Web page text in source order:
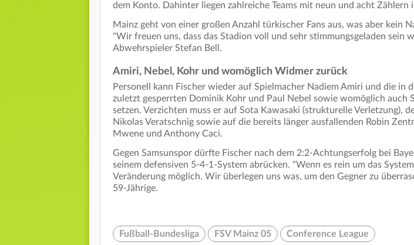
dem Konto. Dahinter liegen zahlreiche Teams mit neun und acht Zählern
Mainz geht von einer großen Anzahl türkischer Fans aus, was aber kein
"Wir freuen uns, dass das Stadion voll und sehr stimmungsgeladen sein
Abwehrspieler Stefan Bell.
Amiri, Nebel, Kohr und womöglich Widmer zurück
Personell kann Fischer wieder auf Spielmacher Nadiem Amiri und die in
zuletzt gesperrten Dominik Kohr und Paul Nebel sowie womöglich auch
setzen. Verzichten muss er auf Sota Kawasaki (strukturelle Verletzung),
Nikolas Veratschnig sowie auf die bereits länger ausfallenden Robin
Mwene und Anthony Caci.
Gegen Samsunspor dürfte Fischer nach dem 2:2-Achtungserfolg bei
seinem defensiven 5-4-1-System abrücken. "Wenn es rein um das
Veränderung möglich. Wir überlegen uns was, um den Gegner zu
59-Jährige.
Fußball-Bundesliga FSV Mainz 05 Conference League